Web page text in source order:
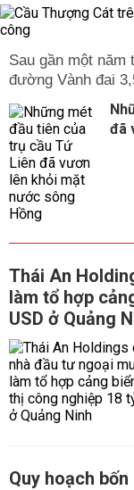
Sau gần một
đường Vành đai
đã
Thái An
làm tổ hợp
USD ở Quảng
Quy hoạch